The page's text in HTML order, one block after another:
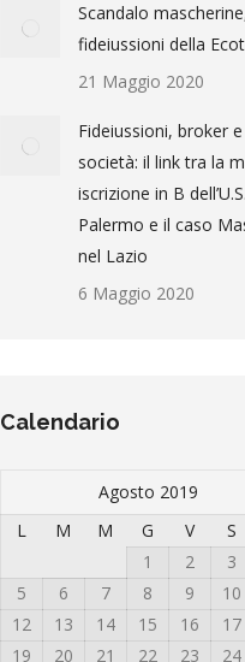
Scandalo
fideiussioni della
21 Maggio 2020
Fideiussioni, broker
società: il link tra la
iscrizione in B
Palermo e il caso
nel Lazio
6 Maggio 2020
Calendario
Agosto 2019
L
M M G V S
1
2 3
5
6 7 8 9 10
12
13 14 15 16 17
19
20 21 22 23 24